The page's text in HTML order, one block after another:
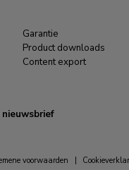
Garantie
Product downloads
Content export
voorwaarden |